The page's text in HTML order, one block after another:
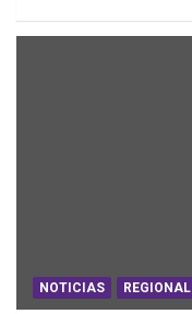
NOTICIAS REGIONAL